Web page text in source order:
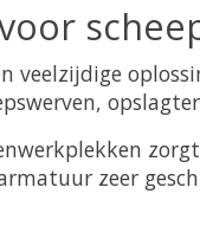
veelzijdige
zeer